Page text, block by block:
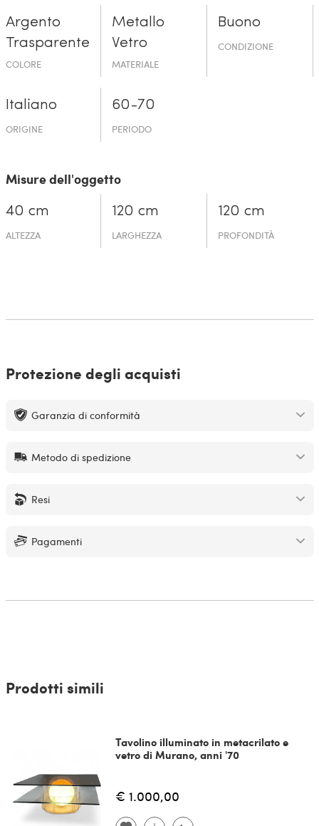
Argento
Trasparente
COLORE
Metallo
Vetro
MATERIALE
Buono
CONDIZIONE
Italiano
ORIGINE
60-70
PERIODO
Misure dell'oggetto
40 cm
ALTEZZA
120 cm
LARGHEZZA
120 cm
PROFONDITÀ
Protezione degli acquisti
Garanzia di conformità
Metodo di spedizione
Resi
Pagamenti
Prodotti simili
Tavolino illuminato in metacrilato e
vetro di Murano, anni '70
€ 1.000,00